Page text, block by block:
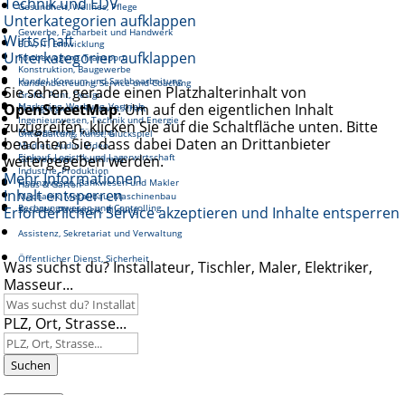
Gesundheit, Wellnes, Pflege
Gewerbe, Facharbeit und Handwerk
Fortbewegung, Transport
Kundenbetreuung, Service und Coaching
Reinigung und Hauswirtschaft
Unterhaltung, Kunst, Glückspiel
Gastronomie, Tourismus
Haus & Garten
Soziales, Pädagogik, Bildung
Unterkategorien aufklappen
EDV, IT, Entwicklung
Konstruktion, Baugewerbe
Grafik, Print, Design
Ingenieurwesen, Technik und Energie
Medien, Audio, Video
Industrie, Produktion
Mechanik, Metallbau, Maschinenbau
Wirtschaft
Unterkategorien aufklappen
Handel, Konsum und Sachbearbeitung
Marketing, Werbung, Vertrieb
Management, Führung
Einkauf, Logistik und Lagerwirtschaft
Finanzwesen, Bankwesen und Makler
Rechnungswesen und Controlling
Assistenz, Sekretariat und Verwaltung
Öffentlicher Dienst, Sicherheit
Sie sehen gerade einen Platzhalterinhalt von
OpenStreetMap. Um auf den eigentlichen Inhalt
zuzugreifen, klicken Sie auf die Schaltfläche unten. Bitte
beachten Sie, dass dabei Daten an Drittanbieter
weitergegeben werden.
Mehr Informationen
Inhalt entsperren
Erforderlichen Service akzeptieren und Inhalte entsperren
Was suchst du? Installateur, Tischler, Maler, Elektriker,
Masseur...
PLZ, Ort, Strasse...
Suchen